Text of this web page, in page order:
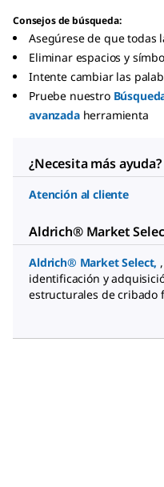
Consejos de búsqueda:
Asegúrese de que todas
Eliminar espacios y
Intente cambiar las
Pruebe nuestro
avanzada herramienta
¿Necesita más ayuda?
Atención al cliente
Aldrich® Market
Aldrich® Market Select,
identificación y
estructurales de cribado